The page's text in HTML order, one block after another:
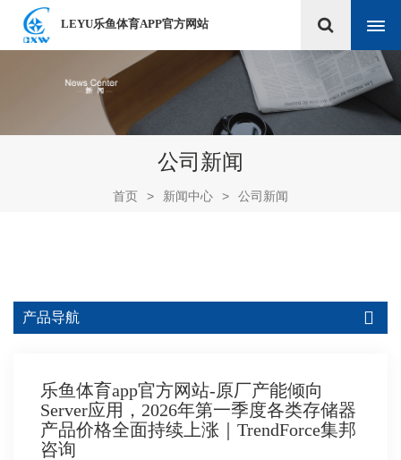
LEYU乐鱼体育APP官方网站
公司新闻
首页 > 新闻中心 > 公司新闻
产品导航
乐鱼体育app官方网站-原厂产能倾向
Server应用，2026年第一季度各类存储器
产品价格全面持续上涨｜TrendForce集邦
咨询